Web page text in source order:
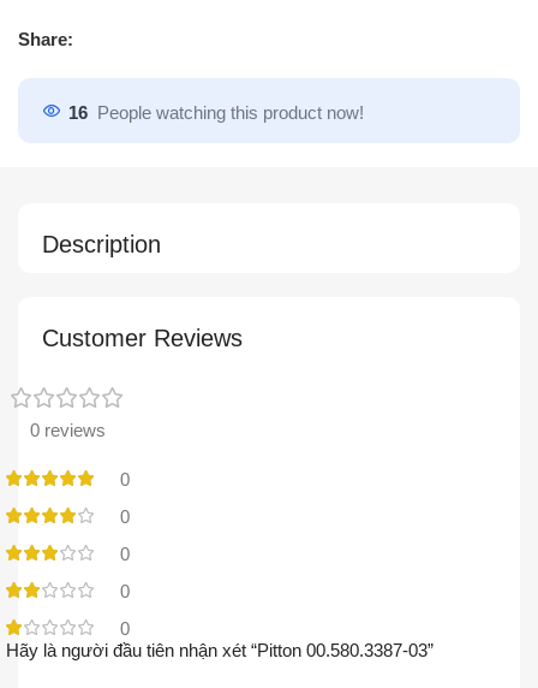
Share:
16 People watching this product now!
Description
Customer Reviews
0 reviews
0
0
0
0
0
Hãy là người đầu tiên nhận xét “Pitton 00.580.3387-03”